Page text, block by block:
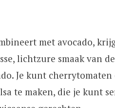
met avocado,
lichtzure smaak van
Je kunt
te maken, die je kunt